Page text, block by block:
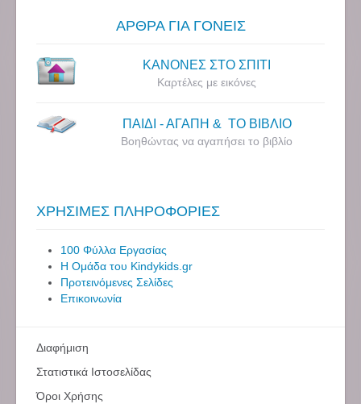
ΑΡΘΡΑ ΓΙΑ ΓΟΝΕΙΣ
ΚΑΝΟΝΕΣ ΣΤΟ ΣΠΙΤΙ
Καρτέλες με εικόνες
ΠΑΙΔΙ - ΑΓΑΠΗ & ΤΟ ΒΙΒΛΙΟ
Βοηθώντας να αγαπήσει το βιβλίο
ΧΡΗΣΙΜΕΣ ΠΛΗΡΟΦΟΡΙΕΣ
100 Φύλλα Εργασίας
Η Ομάδα του Kindykids.gr
Προτεινόμενες Σελίδες
Επικοινωνία
Διαφήμιση
Στατιστικά Ιστοσελίδας
Όροι Χρήσης